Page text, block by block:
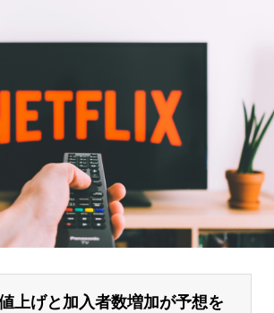
上げと加入者数増加が予想を